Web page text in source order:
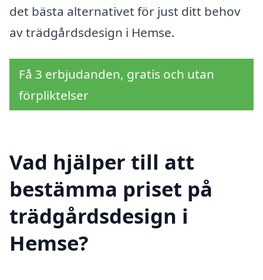
det bästa alternativet för just ditt behov
av trädgårdsdesign i Hemse.
Få 3 erbjudanden, gratis och utan
förpliktelser
Vad hjälper till att
bestämma priset på
trädgårdsdesign i
Hemse?